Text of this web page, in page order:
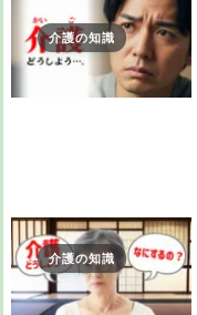
介護の知識
介護の知識